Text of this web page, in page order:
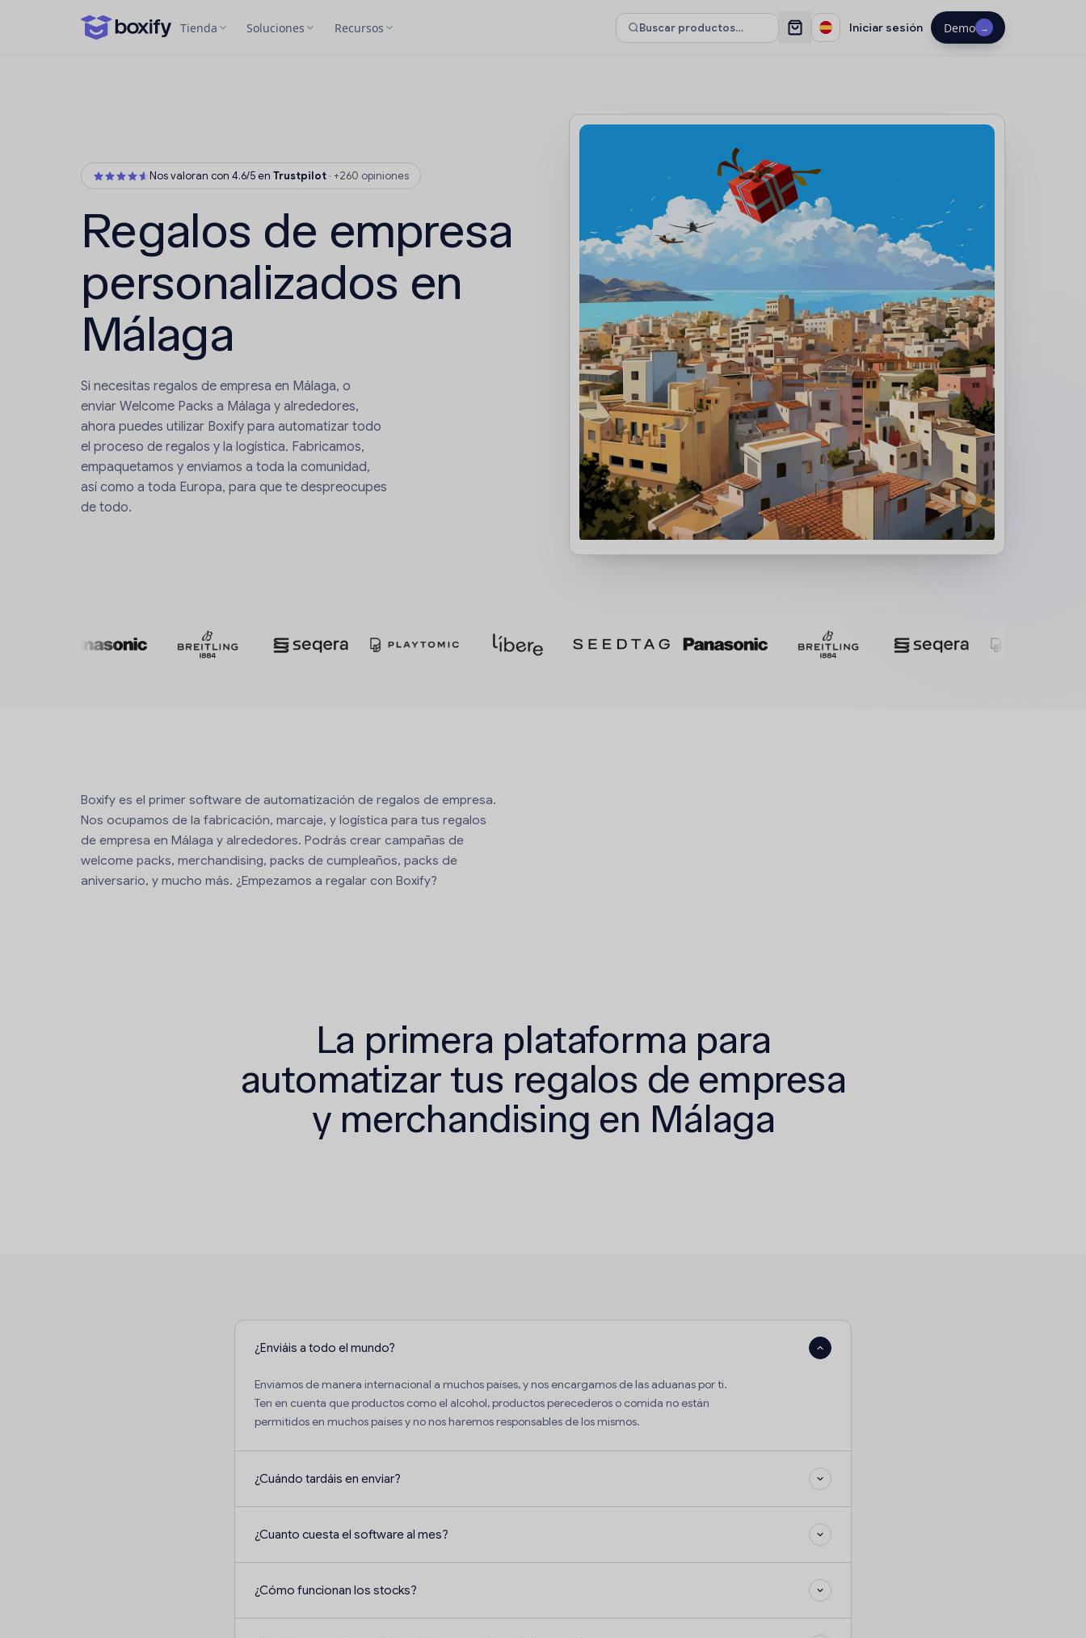
Tienda Soluciones Recursos Iniciar sesión Demo →
Nos valoran con 4.6/5 en Trustpilot · +260 opiniones
Regalos de empresa
personalizados en
Málaga
Si necesitas regalos de empresa en Málaga, o
enviar Welcome Packs a Málaga y alrededores,
ahora puedes utilizar Boxify para automatizar todo
el proceso de regalos y la logística. Fabricamos,
empaquetamos y enviamos a toda la comunidad,
así como a toda Europa, para que te despreocupes
de todo.
Boxify es el primer software de automatización de regalos de empresa.
Nos ocupamos de la fabricación, marcaje, y logística para tus regalos
de empresa en Málaga y alrededores. Podrás crear campañas de
welcome packs, merchandising, packs de cumpleaños, packs de
aniversario, y mucho más. ¿Empezamos a regalar con Boxify?
La primera plataforma para
automatizar tus regalos de empresa
y merchandising en Málaga
¿Enviáis a todo el mundo?
Enviamos de manera internacional a muchos países, y nos encargamos de las aduanas por ti.
Ten en cuenta que productos como el alcohol, productos perecederos o comida no están
permitidos en muchos países y no nos haremos responsables de los mismos.
¿Cuándo tardáis en enviar?
¿Cuanto cuesta el software al mes?
¿Cómo funcionan los stocks?